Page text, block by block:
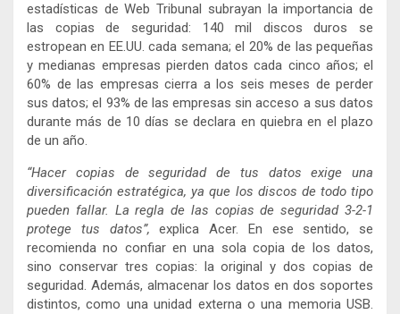
estadísticas de Web Tribunal subrayan la importancia de
las copias de seguridad: 140 mil discos duros se
estropean en EE.UU. cada semana; el 20% de las pequeñas
y medianas empresas pierden datos cada cinco años; el
60% de las empresas cierra a los seis meses de perder
sus datos; el 93% de las empresas sin acceso a sus datos
durante más de 10 días se declara en quiebra en el plazo
de un año.
“Hacer copias de seguridad de tus datos exige una
diversificación estratégica, ya que los discos de todo tipo
pueden fallar. La regla de las copias de seguridad 3-2-1
protege tus datos”, explica Acer. En ese sentido, se
recomienda no confiar en una sola copia de los datos,
sino conservar tres copias: la original y dos copias de
seguridad. Además, almacenar los datos en dos soportes
distintos, como una unidad externa o una memoria USB.